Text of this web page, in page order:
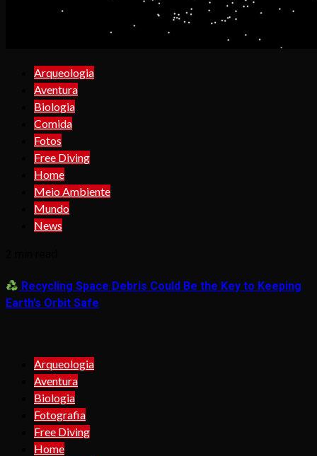
Arqueologia
Aventura
Biologia
Comida
Fotos
Free Diving
Home
Meio Ambiente
Mundo
News
Recycling Space Debris Could Be the Key to Keeping
Earth’s Orbit Safe
Arqueologia
Aventura
Biologia
Fotografia
Free Diving
Home